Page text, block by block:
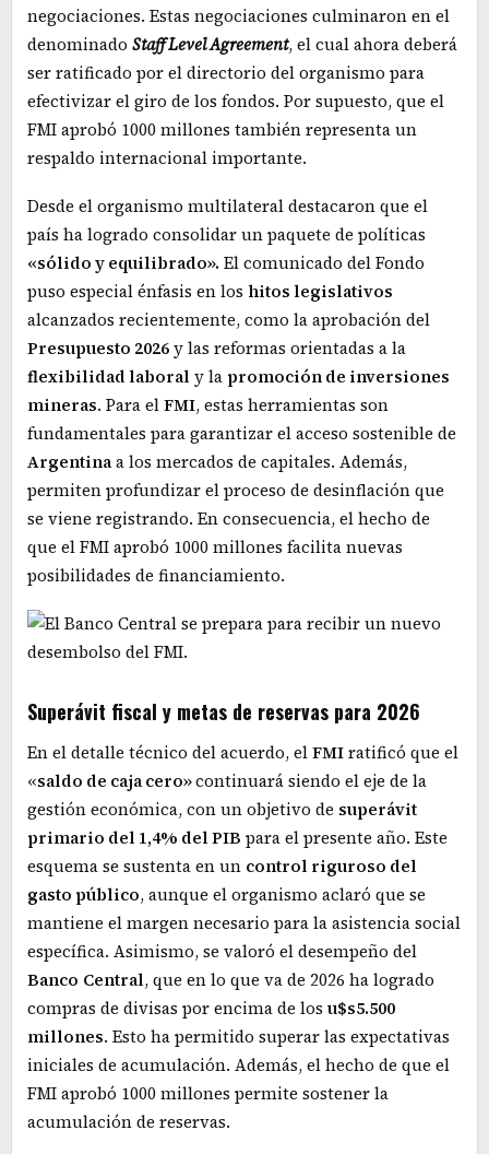
negociaciones. Estas negociaciones culminaron en el
denominado StaffLevelAgreement, el cual ahora deberá
ser ratificado por el directorio del organismo para
efectivizar el giro de los fondos. Por supuesto, que el
FMI aprobó 1000 millones también representa un
respaldo internacional importante.
Desde el organismo multilateral destacaron que el
país ha logrado consolidar un paquete de políticas
«sólido y equilibrado». El comunicado del Fondo
puso especial énfasis en los hitos legislativos
alcanzados recientemente, como la aprobación del
Presupuesto 2026y las reformas orientadas a la
flexibilidad laboral y la promoción de inversiones
mineras. Para elFMI, estas herramientas son
fundamentales para garantizar el acceso sostenible de
Argentinaa los mercados de capitales. Además,
permiten profundizar el proceso de desinflación que
se viene registrando. En consecuencia, el hecho de
que el FMI aprobó 1000 millones facilita nuevas
posibilidades de financiamiento.
Superávit fiscal y metas de reservas para 2026
En el detalle técnico del acuerdo, elFMIratificó que el
«saldo de caja cero»continuará siendo el eje de la
gestión económica, con un objetivo de superávit
primario del 1,4% del PIB para el presente año. Este
esquema se sustenta en un control riguroso del
gasto público, aunque el organismo aclaró que se
mantiene el margen necesario para la asistencia social
específica. Asimismo, se valoró el desempeño del
Banco Central, que en lo que va de 2026 ha logrado
compras de divisas por encima de los u$s5.500
millones. Esto ha permitido superar las expectativas
iniciales de acumulación. Además, el hecho de que el
FMI aprobó 1000 millones permite sostener la
acumulación de reservas.